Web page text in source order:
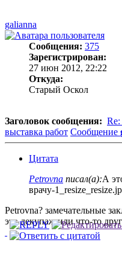
galianna
Сообщения: 375
Зарегистрирован:
27 июн 2012, 22:22
Откуда:
Старый Оскол
Заголовок сообщения:
выставка работ Сообщение
Цитата
Petrovna писал(а):А
врачу-
Petrovna? замечательные
это декупаж или что-то